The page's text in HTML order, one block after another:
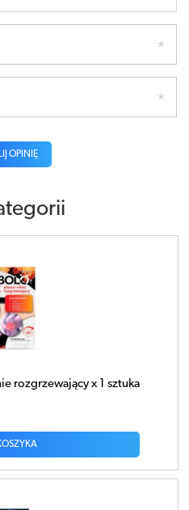
OPINIĘ
rozgrzewający x 1 sztuka